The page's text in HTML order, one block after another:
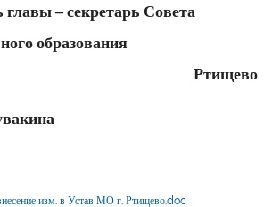
главы – секретарь Совета
образования
Ртищево
изм. в Устав МО г. Ртищево.doc